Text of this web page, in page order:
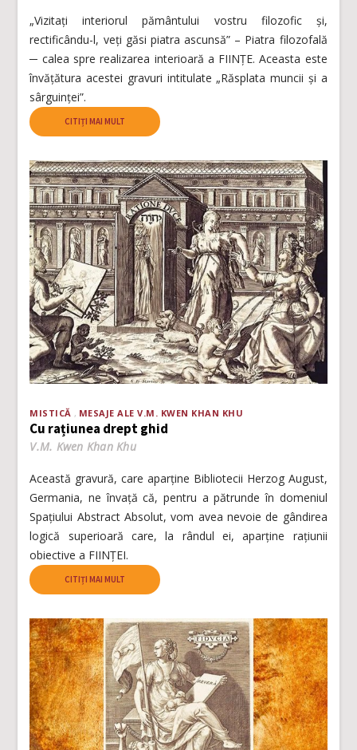
„Vizitați interiorul pământului vostru filozofic și,
rectificându-l, veți găsi piatra ascunsă” – Piatra filozofală
─ calea spre realizarea interioară a FIINȚE. Aceasta este
învățătura acestei gravuri intitulate „Răsplata muncii și a
sârguinței”.
CITIȚI MAI MULT
MISTICĂ MESAJE ALE V.M. KWEN KHAN KHU
Cu rațiunea drept ghid
V.M. Kwen Khan Khu
Această gravură, care aparține Bibliotecii Herzog August,
Germania, ne învață că, pentru a pătrunde în domeniul
Spațiului Abstract Absolut, vom avea nevoie de gândirea
logică superioară care, la rândul ei, aparține rațiunii
obiective a FIINȚEI.
CITIȚI MAI MULT